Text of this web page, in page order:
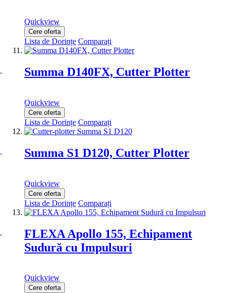
Quickview
Cere oferta
Lista de Dorințe Comparați
Summa D140FX, Cutter Plotter
Quickview
Cere oferta
Lista de Dorințe Comparați
Summa S1 D120, Cutter Plotter
Quickview
Cere oferta
Lista de Dorințe Comparați
FLEXA Apollo 155, Echipament
Sudură cu Impulsuri
Quickview
Cere oferta